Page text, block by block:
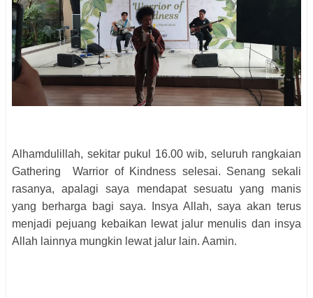
Alhamdulillah, sekitar pukul 16.00 wib, seluruh rangkaian
Gathering Warrior of Kindness selesai. Senang sekali
rasanya, apalagi saya mendapat sesuatu yang manis
yang berharga bagi saya. Insya Allah, saya akan terus
menjadi pejuang kebaikan lewat jalur menulis dan insya
Allah lainnya mungkin lewat jalur lain. Aamin.